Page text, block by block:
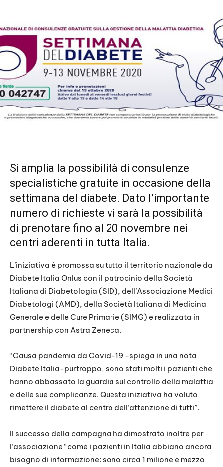
Si amplia la possibilità di consulenze
specialistiche gratuite in occasione della
settimana del diabete. Dato l’importante
numero di richieste vi sarà la possibilità
di prenotare fino al 20 novembre nei
centri aderenti in tutta Italia.
L’iniziativa è promossa su tutto il territorio nazionale da
Diabete Italia Onlus con il patrocinio della Società
Italiana di Diabetologia (SID), dell’Associazione Medici
Diabetologi (AMD), della Società Italiana di Medicina
Generale e delle Cure Primarie (SIMG) e realizzata in
partnership con Astra Zeneca.
“Causa pandemia da Covid-19 -spiega in una nota
Diabete Italia-purtroppo, sono stati molti i pazienti che
hanno abbassato la guardia sul controllo della malattia
e delle sue complicanze. Questa iniziativa ha voluto
rimettere il diabete al centro dell’attenzione di tutti”.
Il successo della campagna ha dimostrato inoltre per
l’associazione “come i pazienti in Italia abbiano ancora
bisogno di informazione: sono circa 1 milione e mezzo